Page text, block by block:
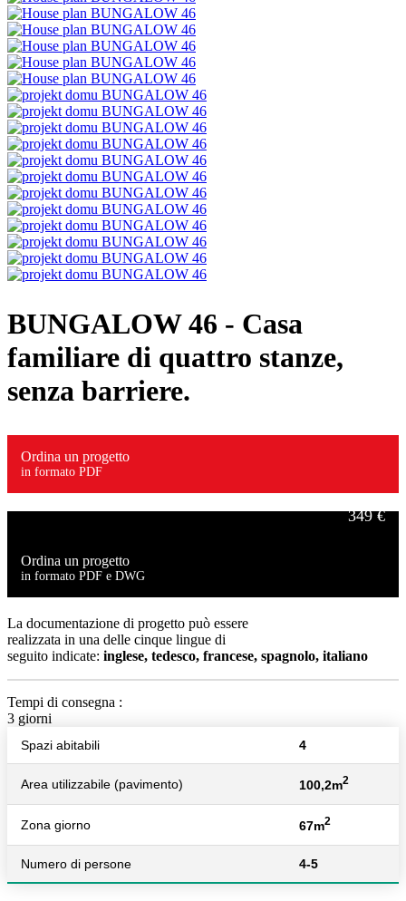
BUNGALOW 46 - Casa
familiare di quattro stanze,
senza barriere.
Ordina un progetto
in formato PDF
349 €
Ordina un progetto
in formato PDF e DWG
La documentazione di progetto può essere
realizzata in una delle cinque lingue di
seguito indicate: inglese, tedesco, francese, spagnolo, italiano
Tempi di consegna :
3 giorni
Spazi abitabili 4
Area utilizzabile (pavimento) 100,2m2
Zona giorno 67m2
Numero di persone 4-5